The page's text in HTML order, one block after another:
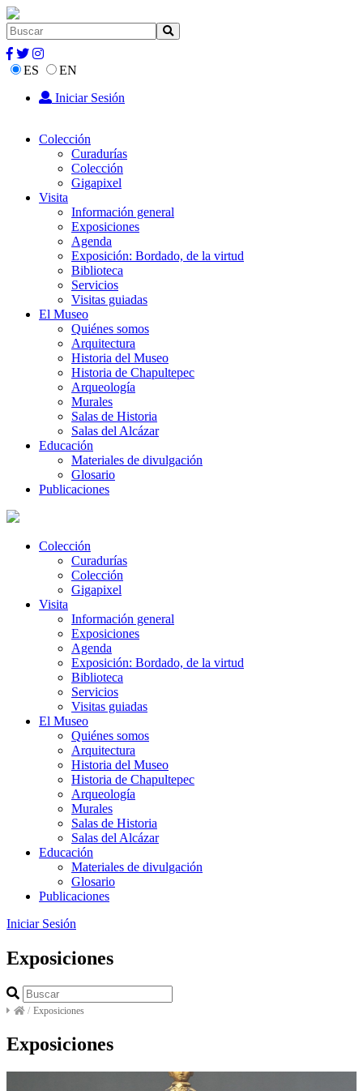
ES
EN
Iniciar Sesión
Colección
Curadurías
Colección
Gigapixel
Visita
Información general
Exposiciones
Agenda
Exposición: Bordado, de la virtud
Biblioteca
Servicios
Visitas guiadas
El Museo
Quiénes somos
Arquitectura
Historia del Museo
Historia de Chapultepec
Arqueología
Murales
Salas de Historia
Salas del Alcázar
Educación
Materiales de divulgación
Glosario
Publicaciones
Colección
Curadurías
Colección
Gigapixel
Visita
Información general
Exposiciones
Agenda
Exposición: Bordado, de la virtud
Biblioteca
Servicios
Visitas guiadas
El Museo
Quiénes somos
Arquitectura
Historia del Museo
Historia de Chapultepec
Arqueología
Murales
Salas de Historia
Salas del Alcázar
Educación
Materiales de divulgación
Glosario
Publicaciones
Iniciar Sesión
Exposiciones
/ Exposiciones
Exposiciones